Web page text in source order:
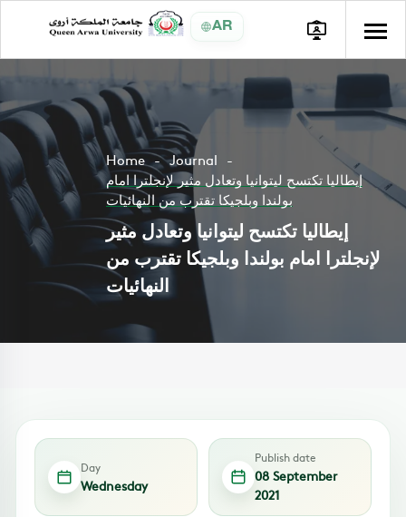
AR
Home
Journal
إيطاليا تكتسح ليتوانيا وتعادل مثير لإنجلترا امام
بولندا وبلجيكا تقترب من النهائيات
إيطاليا تكتسح ليتوانيا وتعادل مثير
لإنجلترا امام بولندا وبلجيكا تقترب من
النهائيات
Day
Wednesday
Publish date
08 September
2021